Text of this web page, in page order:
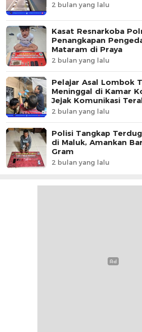
2 bulan yang lalu
Kasat Resnarkoba
Penangkapan
Mataram di Praya
2 bulan yang lalu
Pelajar Asal Lombok
Meninggal di Kamar
Jejak Komunikasi
2 bulan yang lalu
Polisi Tangkap
di Maluk, Amankan
Gram
2 bulan yang lalu